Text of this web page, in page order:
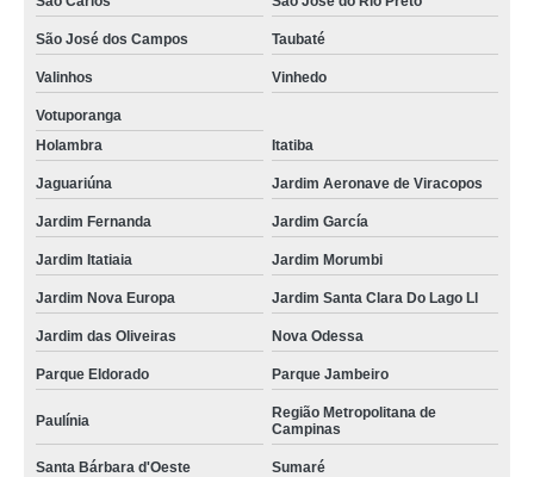
São José dos Campos Taubaté
Valinhos Vinhedo
Votuporanga
Holambra
Itatiba
Jaguariúna Jardim Aeronave de Viracopos
Jardim Fernanda Jardim García
Jardim Itatiaia Jardim Morumbi
Jardim Nova Europa Jardim Santa Clara Do Lago Ll
Jardim das Oliveiras Nova Odessa
Parque Eldorado Parque Jambeiro
Paulínia
Região Metropolitana de
Campinas
Santa Bárbara d'Oeste Sumaré